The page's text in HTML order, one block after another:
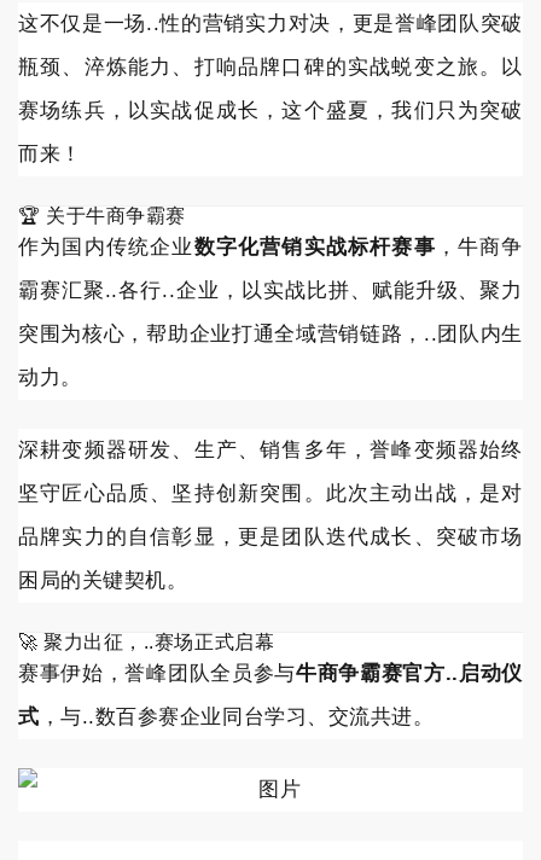
这不仅是一场..性的营销实力对决，更是誉峰团队突破
瓶颈、淬炼能力、打响品牌口碑的实战蜕变之旅。以
赛场练兵，以实战促成长，这个盛夏，我们只为突破
而来！
🏆 关于牛商争霸赛
作为国内传统企业数字化营销实战标杆赛事 ，牛商争
霸赛汇聚..各行..企业，以实战比拼、赋能升级、聚力
突围为核心，帮助企业打通全域营销链路，..团队内生
动力。
深耕变频器研发、生产、销售多年，誉峰变频器始终
坚守匠心品质、坚持创新突围。此次主动出战，是对
品牌实力的自信彰显，更是团队迭代成长、突破市场
困局的关键契机。
🚀 聚力出征，..赛场正式启幕
赛事伊始，誉峰团队全员参与牛商争霸赛官方..启动仪
式 ，与..数百参赛企业同台学习、交流共进。